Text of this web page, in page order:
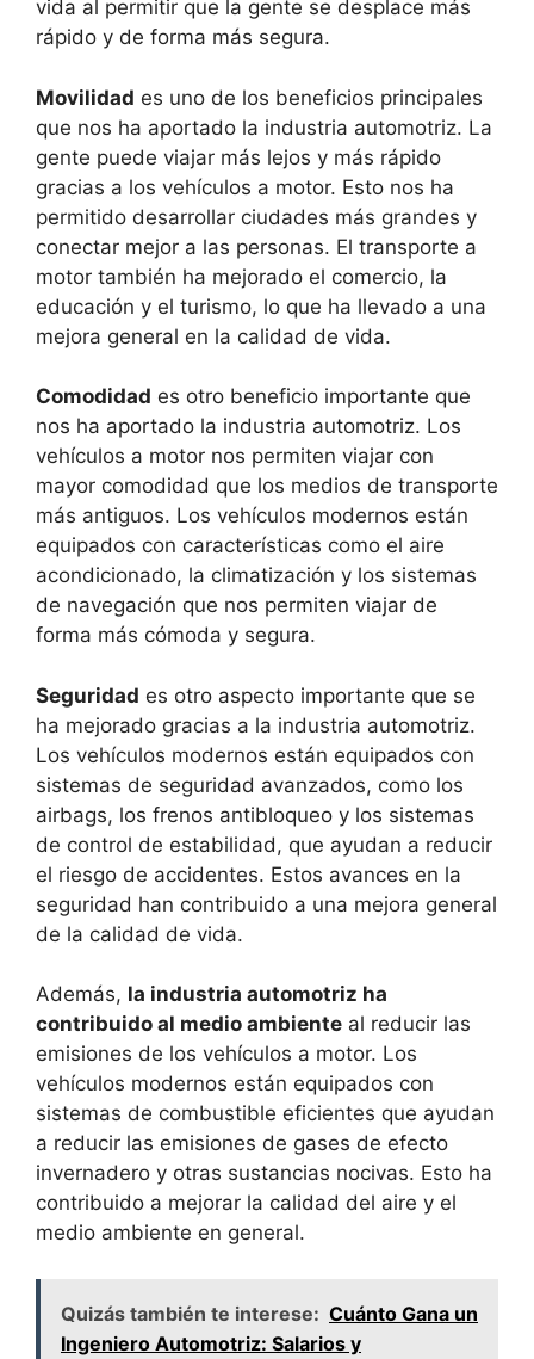
vida al permitir que la gente se desplace más
rápido y de forma más segura.
Movilidad es uno de los beneficios principales
que nos ha aportado la industria automotriz. La
gente puede viajar más lejos y más rápido
gracias a los vehículos a motor. Esto nos ha
permitido desarrollar ciudades más grandes y
conectar mejor a las personas. El transporte a
motor también ha mejorado el comercio, la
educación y el turismo, lo que ha llevado a una
mejora general en la calidad de vida.
Comodidad es otro beneficio importante que
nos ha aportado la industria automotriz. Los
vehículos a motor nos permiten viajar con
mayor comodidad que los medios de transporte
más antiguos. Los vehículos modernos están
equipados con características como el aire
acondicionado, la climatización y los sistemas
de navegación que nos permiten viajar de
forma más cómoda y segura.
Seguridad es otro aspecto importante que se
ha mejorado gracias a la industria automotriz.
Los vehículos modernos están equipados con
sistemas de seguridad avanzados, como los
airbags, los frenos antibloqueo y los sistemas
de control de estabilidad, que ayudan a reducir
el riesgo de accidentes. Estos avances en la
seguridad han contribuido a una mejora general
de la calidad de vida.
Además, la industria automotriz ha
contribuido al medio ambiente al reducir las
emisiones de los vehículos a motor. Los
vehículos modernos están equipados con
sistemas de combustible eficientes que ayudan
a reducir las emisiones de gases de efecto
invernadero y otras sustancias nocivas. Esto ha
contribuido a mejorar la calidad del aire y el
medio ambiente en general.
Quizás también te interese: Cuánto Gana un
Ingeniero Automotriz: Salarios y